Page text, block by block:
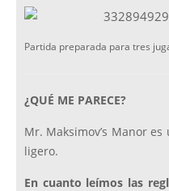
Partida preparada para tres
¿QUÉ ME PARECE?
Mr. Maksimov’s Manor
ligero.
En cuanto leímos las